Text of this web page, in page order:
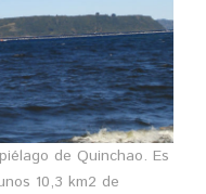
de Quinchao. Es
10,3 km2 de